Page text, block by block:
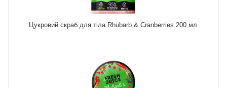
Цукровий скраб для тіла Rhubarb & Cranberries 200 мл